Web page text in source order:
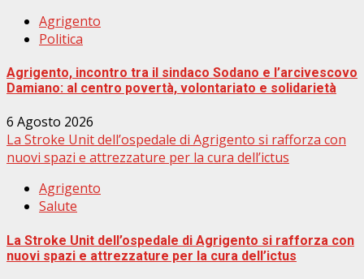
Agrigento
Politica
Agrigento, incontro tra il sindaco Sodano e l’arcivescovo
Damiano: al centro povertà, volontariato e solidarietà
6 Agosto 2026
La Stroke Unit dell’ospedale di Agrigento si rafforza con
nuovi spazi e attrezzature per la cura dell’ictus
Agrigento
Salute
La Stroke Unit dell’ospedale di Agrigento si rafforza con
nuovi spazi e attrezzature per la cura dell’ictus